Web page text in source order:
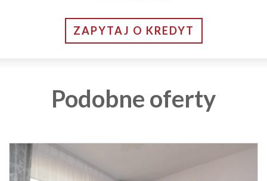
ZAPYTAJ O KREDYT
Podobne oferty